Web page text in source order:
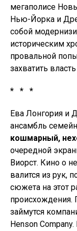
мегаполисе
Нью-Йорка и
собой
историческим
провальной
захватить
* * *
Ева Лонгория и
ансамбль
кошмарный,
очередной
Виорст. Кино о
валится из рук,
сюжета на этот
происхождения.
займутся
Henson